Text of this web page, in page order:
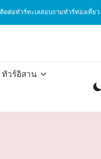
ติดต่อทัวร์ทะเลสอบถามทัวร์ท่องเที่ยว
ทัวร์อิสาน